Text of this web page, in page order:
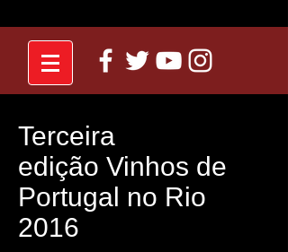
Terceira
edição Vinhos de
Portugal no Rio
2016